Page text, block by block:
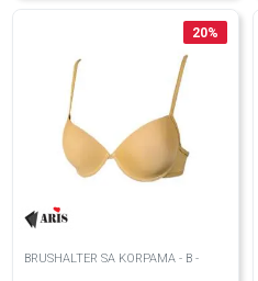
20%
BRUSHALTER SA KORPAMA - B -